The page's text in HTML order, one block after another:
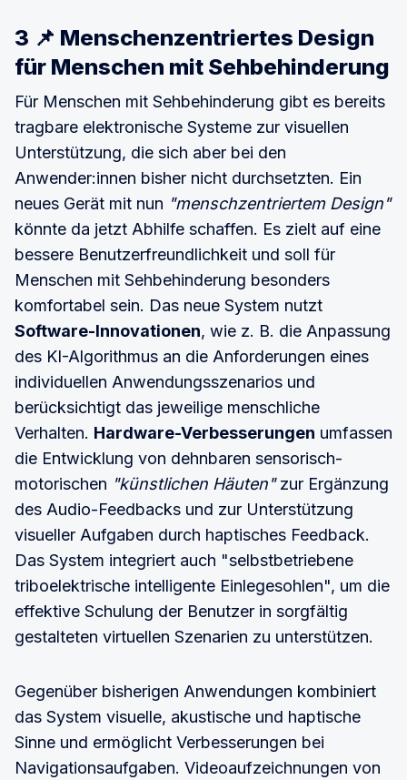
3 📌 Menschenzentriertes Design
für Menschen mit Sehbehinderung
Für Menschen mit Sehbehinderung gibt es bereits
tragbare elektronische Systeme zur visuellen
Unterstützung, die sich aber bei den
Anwender:innen bisher nicht durchsetzten. Ein
neues Gerät mit nun "menschzentriertem Design"
könnte da jetzt Abhilfe schaffen. Es zielt auf eine
bessere Benutzerfreundlichkeit und soll für
Menschen mit Sehbehinderung besonders
komfortabel sein. Das neue System nutzt
Software-Innovationen, wie z. B. die Anpassung
des KI-Algorithmus an die Anforderungen eines
individuellen Anwendungsszenarios und
berücksichtigt das jeweilige menschliche
Verhalten. Hardware-Verbesserungen umfassen
die Entwicklung von dehnbaren sensorisch-
motorischen "künstlichen Häuten"zur Ergänzung
des Audio-Feedbacks und zur Unterstützung
visueller Aufgaben durch haptisches Feedback.
Das System integriert auch "selbstbetriebene
triboelektrische intelligente Einlegesohlen", um die
effektive Schulung der Benutzer in sorgfältig
gestalteten virtuellen Szenarien zu unterstützen.
Gegenüber bisherigen Anwendungen kombiniert
das System visuelle, akustische und haptische
Sinne und ermöglicht Verbesserungen bei
Navigationsaufgaben. Videoaufzeichnungen von